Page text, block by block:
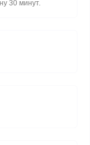
30 минут.